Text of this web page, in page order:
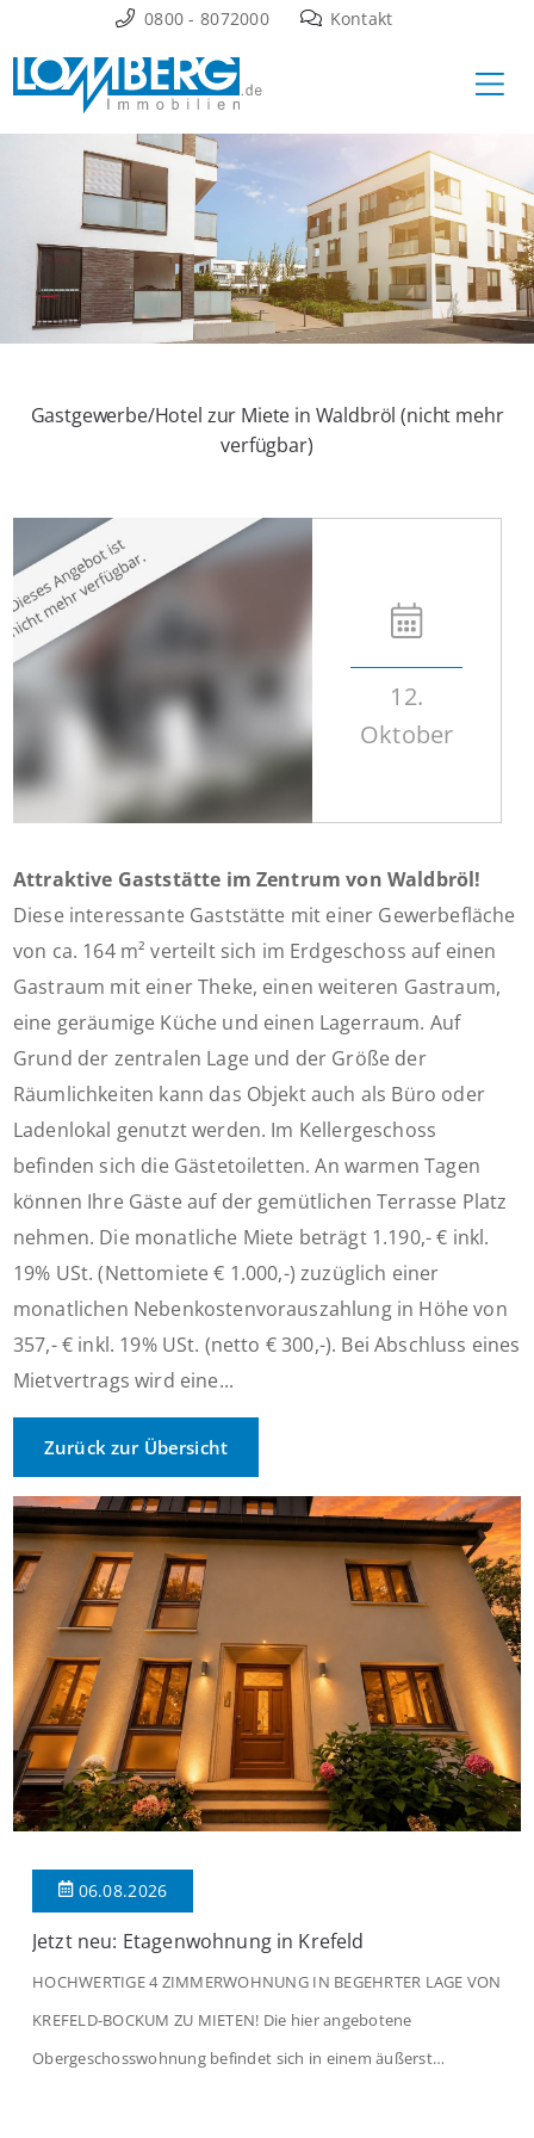
Inhalt
springen
0800 - 8072000 Kontakt
Gastgewerbe/Hotel zur Miete in Waldbröl (nicht mehr
verfügbar)
12.
Oktober
Attraktive Gaststätte im Zentrum von Waldbröl!
Diese interessante Gaststätte mit einer Gewerbefläche
von ca. 164 m² verteilt sich im Erdgeschoss auf einen
Gastraum mit einer Theke, einen weiteren Gastraum,
eine geräumige Küche und einen Lagerraum. Auf
Grund der zentralen Lage und der Größe der
Räumlichkeiten kann das Objekt auch als Büro oder
Ladenlokal genutzt werden. Im Kellergeschoss
befinden sich die Gästetoiletten. An warmen Tagen
können Ihre Gäste auf der gemütlichen Terrasse Platz
nehmen. Die monatliche Miete beträgt 1.190,- € inkl.
19% USt. (Nettomiete € 1.000,-) zuzüglich einer
monatlichen Nebenkostenvorauszahlung in Höhe von
357,- € inkl. 19% USt. (netto € 300,-). Bei Abschluss eines
Mietvertrags wird eine...
Zurück zur Übersicht
06.08.2026
Jetzt neu: Etagenwohnung in Krefeld
HOCHWERTIGE 4 ZIMMERWOHNUNG IN BEGEHRTER LAGE VON
KREFELD-BOCKUM ZU MIETEN! Die hier angebotene
Obergeschosswohnung befindet sich in einem äußerst